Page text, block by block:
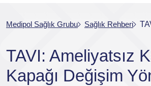
Medipol Sağlık Grubu Sağlık Rehberi
TAVI: Ameliyatsız
Kapağı Değişim